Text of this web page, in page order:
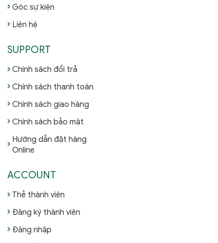
Góc sự kiện
Liên hệ
SUPPORT
Chính sách đổi trả
Chính sách thanh toán
Chính sách giao hàng
Chính sách bảo mật
Hướng dẫn đặt hàng
Online
ACCOUNT
Thẻ thành viên
Đăng ký thành viên
Đăng nhập